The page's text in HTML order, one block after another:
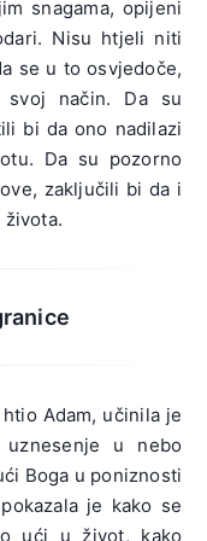
snagama, opijeni
Nisu htjeli niti
se u to osvjedoče,
način. Da su
bi da ono nadilazi
Da su pozorno
zaključili bi da i
Adam, učinila je
u nebo
Boga u poniznosti
je kako se
ući u život, kako